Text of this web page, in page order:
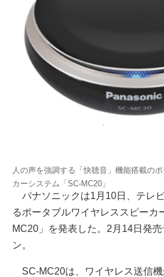
人の声を強調する「快聴音」機能搭載の
カーシステム「SC-MC20」
パナソニックは1月10日、テレ
るポータブルワイヤレススピーカ
MC20」を発表した。2月14日発
ン。
SC-MC20は、ワイヤレス送信